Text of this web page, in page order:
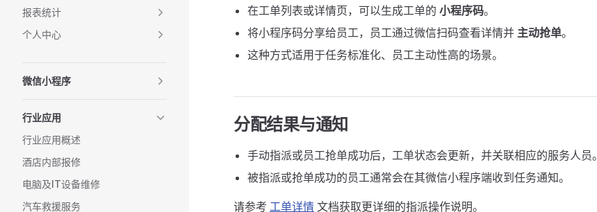
报表统计
个人中心
微信小程序
行业应用
行业应用概述
酒店内部报修
电脑及IT设备维修
汽车救援服务
在工单列表或详情页，可以生成工单的 小程序码。
将小程序码分享给员工，员工通过微信扫码查看详情并 主动抢单。
这种方式适用于任务标准化、员工主动性高的场景。
分配结果与通知
手动指派或员工抢单成功后，工单状态会更新，并关联相应的服务人员。
被指派或抢单成功的员工通常会在其微信小程序端收到任务通知。
请参考 工单详情 文档获取更详细的指派操作说明。